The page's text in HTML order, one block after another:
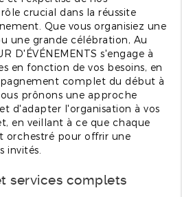
crucial dans la réussite
Que vous organisiez une
une grande célébration, Au
D'ÉVÉNEMENTS s'engage à
en fonction de vos besoins, en
complet du début à
prônons une approche
d'adapter l'organisation à vos
en veillant à ce que chaque
orchestré pour offrir une
invités.
services complets